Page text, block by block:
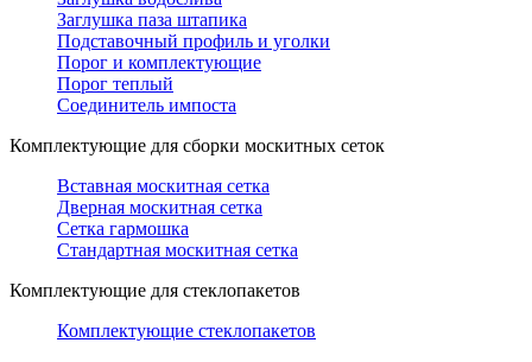
Заглушка паза штапика
Подставочный профиль и уголки
Порог и комплектующие
Порог теплый
Соединитель импоста
Комплектующие для сборки москитных сеток
Вставная москитная сетка
Дверная москитная сетка
Сетка гармошка
Стандартная москитная сетка
Комплектующие для стеклопакетов
Комплектующие стеклопакетов